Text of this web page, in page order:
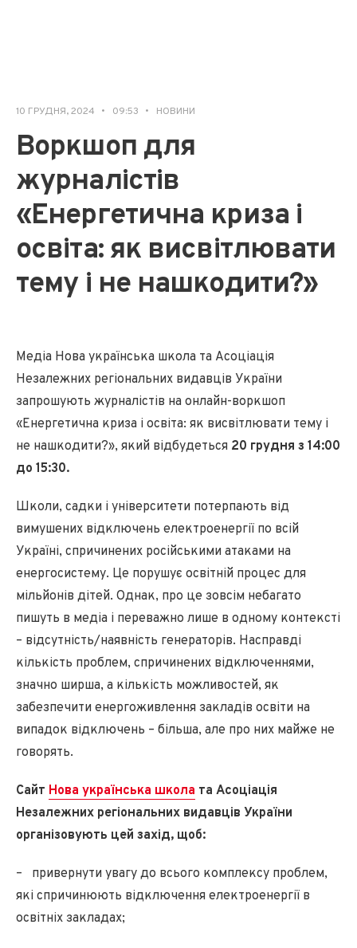
10 ГРУДНЯ, 2024 • 09:53 • НОВИНИ
Воркшоп для
журналістів
«Енергетична криза і
освіта: як висвітлювати
тему і не нашкодити?»
Медіа Нова українська школа та Асоціація
Незалежних регіональних видавців України
запрошують журналістів на онлайн-воркшоп
«Енергетична криза і освіта: як висвітлювати тему і
не нашкодити?», який відбудеться 20 грудня з 14:00
до 15:30.
Школи, садки і університети потерпають від
вимушених відключень електроенергії по всій
Україні, спричинених російськими атаками на
енергосистему. Це порушує освітній процес для
мільйонів дітей. Однак, про це зовсім небагато
пишуть в медіа і переважно лише в одному контексті
– відсутність/наявність генераторів. Насправді
кількість проблем, спричинених відключеннями,
значно ширша, а кількість можливостей, як
забезпечити енергоживлення закладів освіти на
випадок відключень – більша, але про них майже не
говорять.
Сайт Нова українська школа та Асоціація
Незалежних регіональних видавців України
організовують цей захід, щоб:
– привернути увагу до всього комплексу проблем,
які спричинюють відключення електроенергії в
освітніх закладах;